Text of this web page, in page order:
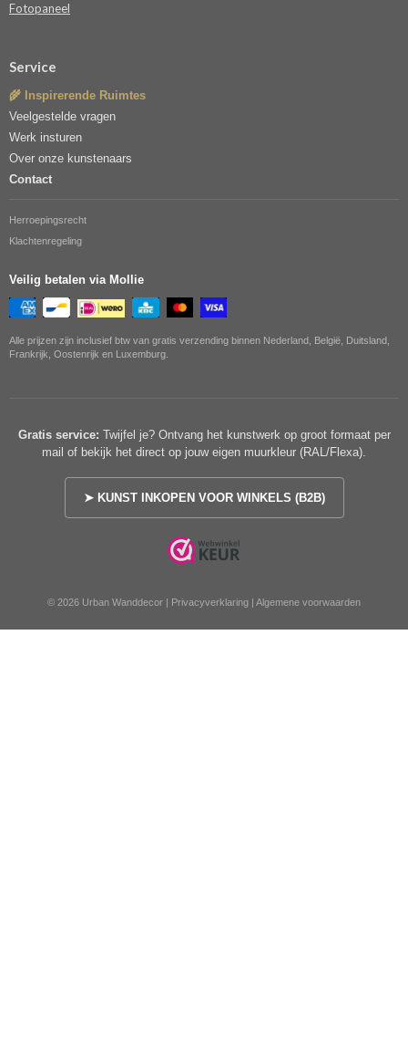
Fotopaneel
Service
🌾 Inspirerende Ruimtes
Veelgestelde vragen
Werk insturen
Over onze kunstenaars
Contact
Herroepingsrecht
Klachtenregeling
Veilig betalen via Mollie
Alle prijzen zijn inclusief btw van gratis verzending binnen Nederland, België, Duitsland,
Frankrijk, Oostenrijk en Luxemburg.
Gratis service: Twijfel je? Ontvang het kunstwerk op groot formaat per
mail of bekijk het direct op jouw eigen muurkleur (RAL/Flexa).
➤ KUNST INKOPEN VOOR WINKELS (B2B)
© 2026 Urban Wanddecor | Privacyverklaring | Algemene voorwaarden